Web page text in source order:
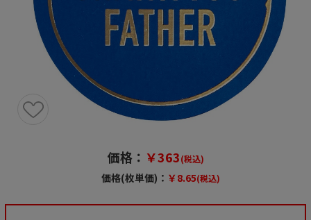
価格： ￥363(税込)
価格(枚単価)： ￥8.65(税込)